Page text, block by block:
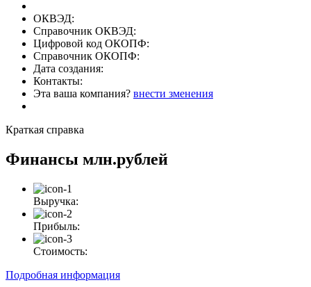
ОКВЭД:
Справочник ОКВЭД:
Цифровой код ОКОПФ:
Справочник ОКОПФ:
Дата создания:
Контакты:
Эта ваша компания? внести зменения
Краткая справка
Финансы млн.рублей
Выручка:
Прибыль:
Стоимость:
Подробная информация